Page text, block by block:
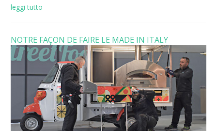
leggi tutto
NOTRE FAÇON DE FAIRE LE MADE IN ITALY